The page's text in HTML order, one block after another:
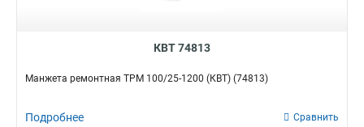
КВТ 74813
Манжета ремонтная ТРМ 100/25-1200 (КВТ) (74813)
Подробнее Сравнить